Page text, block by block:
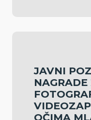
JAVNI
NAGRADE
OČIMA